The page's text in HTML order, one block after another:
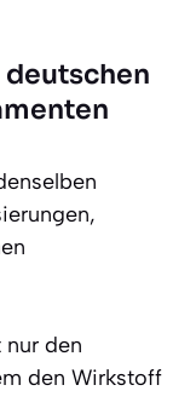
den
den Wirkstoff